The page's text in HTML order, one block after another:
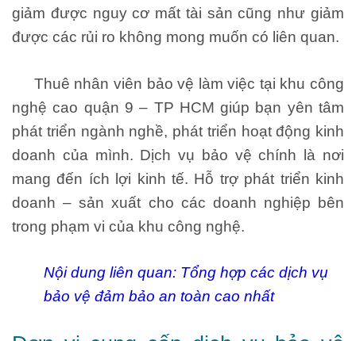
giảm được nguy cơ mất tài sản cũng như giảm
được các rủi ro không mong muốn có liên quan.
Thuê nhân viên bảo vệ làm việc tại khu công
nghệ cao quận 9 – TP HCM giúp bạn yên tâm
phát triển ngành nghề, phát triển hoạt động kinh
doanh của mình. Dịch vụ bảo vệ chính là nơi
mang đến ích lợi kinh tế. Hỗ trợ phát triển kinh
doanh – sản xuất cho các doanh nghiệp bên
trong phạm vi của khu công nghệ.
Nội dung liên quan: Tổng hợp các dịch vụ
bảo vệ đảm bảo an toàn cao nhất